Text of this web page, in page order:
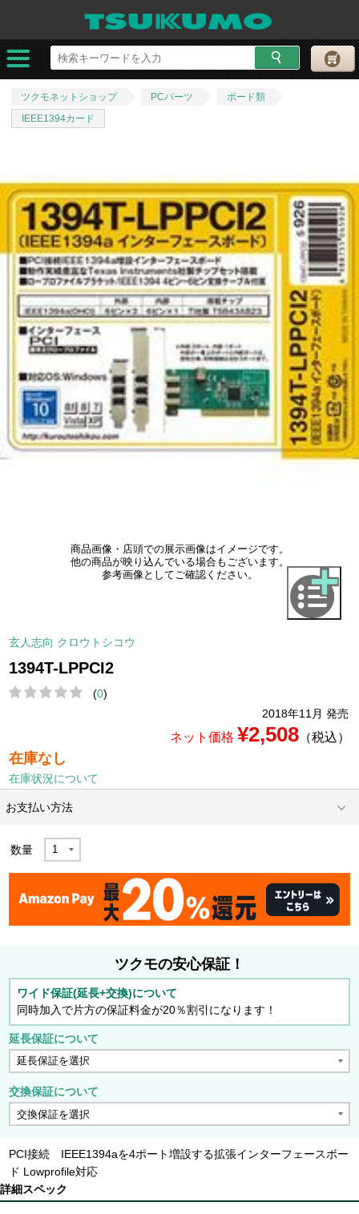
ツクモネットショップ PCパーツ
ボード類
IEEE1394カード
商品画像・店頭での展示画像はイメージです。
他の商品が映り込んでいる場合もございます。
参考画像としてご確認ください。
玄人志向 クロウトシコウ
1394T-LPPCI2
(0)
2018年11月 発売
ネット価格 ¥2,508（税込）
在庫なし
在庫状況について
お支払い方法
数量
ツクモの安心保証！
ワイド保証(延長+交換)について
同時加入で片方の保証料金が20％割引になります！
延長保証について
交換保証について
PCI接続 IEEE1394aを4ポート増設する拡張インターフェースボー
ド Lowprofile対応
詳細スペック